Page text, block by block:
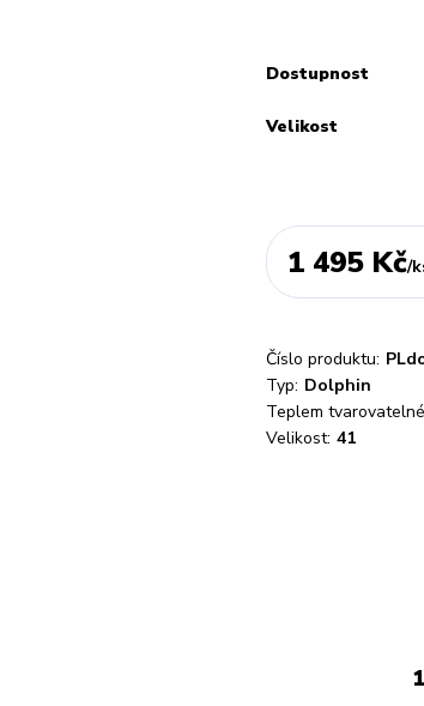
Dostupnost
Velikost
1 495 Kč/
Číslo produktu:
Typ: Dolphin
Teplem
Velikost: 41